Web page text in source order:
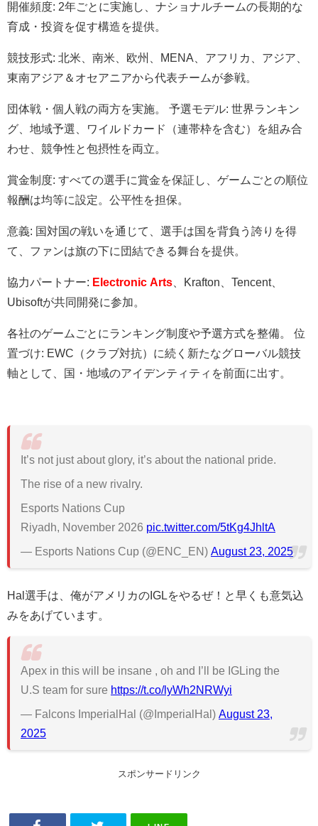
開催頻度: 2年ごとに実施し、ナショナルチームの長期的な
育成・投資を促す構造を提供。
競技形式: 北米、南米、欧州、MENA、アフリカ、アジア、
東南アジア＆オセアニアから代表チームが参戦。
団体戦・個人戦の両方を実施。 予選モデル: 世界ランキン
グ、地域予選、ワイルドカード（連帯枠を含む）を組み合
わせ、競争性と包摂性を両立。
賞金制度: すべての選手に賞金を保証し、ゲームごとの順位
報酬は均等に設定。公平性を担保。
意義: 国対国の戦いを通じて、選手は国を背負う誇りを得
て、ファンは旗の下に団結できる舞台を提供。
協力パートナー: Electronic Arts 、Krafton、Tencent、
Ubisoftが共同開発に参加。
各社のゲームごとにランキング制度や予選方式を整備。 位
置づけ: EWC（クラブ対抗）に続く新たなグローバル競技
軸として、国・地域のアイデンティティを前面に出す。
It’s not just about glory, it’s about the national pride.
The rise of a new rivalry.
Esports Nations Cup
Riyadh, November 2026 pic.twitter.com/5tKg4JhltA
— Esports Nations Cup (@ENC_EN) August 23, 2025
Hal選手は、俺がアメリカのIGLをやるぜ！と早くも意気込
みをあげています。
Apex in this will be insane , oh and I’ll be IGLing the
U.S team for sure https://t.co/lyWh2NRWyi
— Falcons ImperialHal (@ImperialHal) August 23,
2025
スポンサードリンク